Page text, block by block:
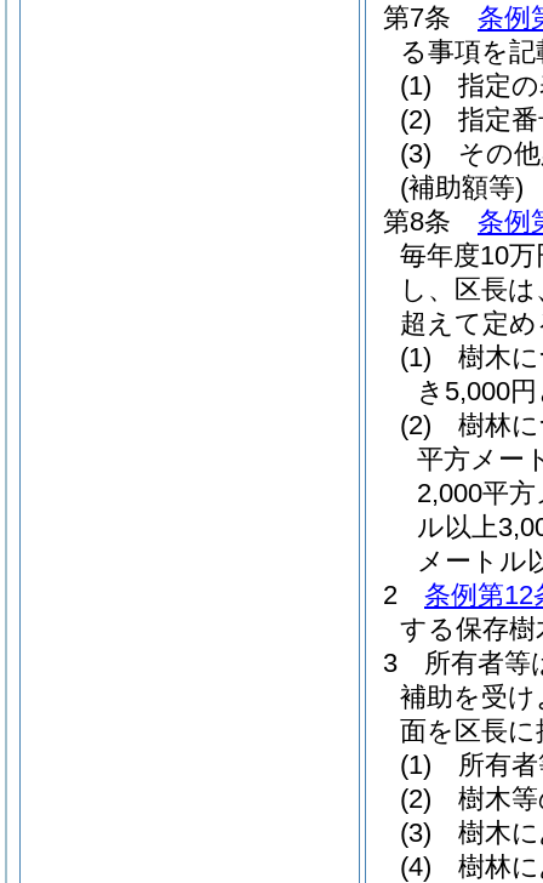
第7条
条例
る事項を
(1)
指定
(2)
指定
(3)
その
(補助額等)
第8条
条例
毎年度10
し、区長
超えて定
(1)
樹木
き5,000
(2)
樹林
平方メー
2,000平
ル以上
メートル
2
条例第12
する保存
3
所有者等
補助を受
面を区長
(1)
所有
(2)
樹木
(3)
樹木
(4)
樹林